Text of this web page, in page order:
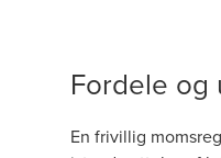
Fordele og
En frivillig